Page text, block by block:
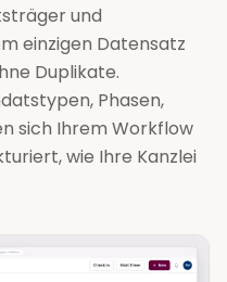
und
einzigen Datensatz
Duplikate.
Phasen,
sich Ihrem Workflow
wie Ihre Kanzlei